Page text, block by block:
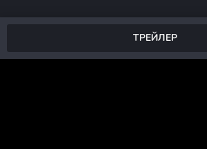
ТРЕЙЛЕР